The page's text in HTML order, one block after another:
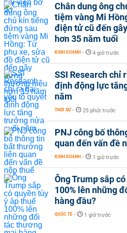
Chân dung ông
tiệm vàng Mi
điện tử cũ đến
hơn 35 năm tuổi
KINH DOANH - 4 giờ trước
SSI Research chỉ
định động lực
năm
THỜI SỰ - 25 phút trước
PNJ công bố
quan đến vấn đề
KINH DOANH - 1 giờ trước
Ông Trump sắp
100% lên những
hàng đầu?
QUỐC TẾ - 1 giờ trước